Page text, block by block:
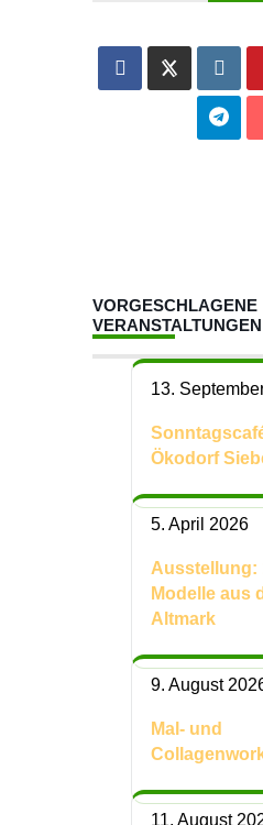
VORGESCHLAGENE
VERANSTALTUNGEN
13.
Ökodorf
5. April 2026
Ausstellung:
Modelle aus
Altmark
9. August
Mal- und
11. August